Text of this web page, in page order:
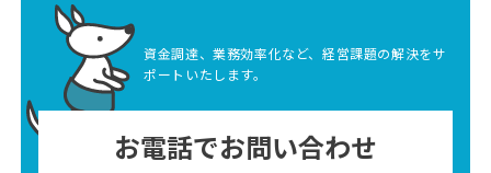
資金調達、業務効率化など、経営課題の解決をサ
ポートいたします。
お電話でお問い合わせ